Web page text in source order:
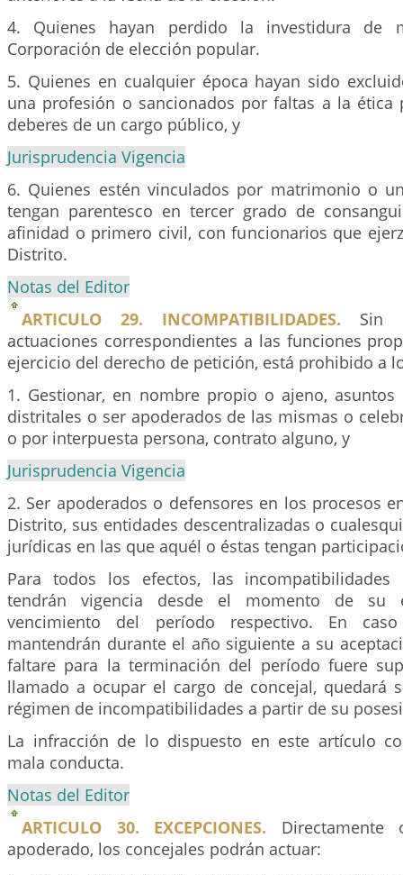
4. Quienes hayan perdido la investidura de
Corporación de elección popular.
5. Quienes en cualquier época hayan sido
una profesión o sancionados por faltas a la ética
deberes de un cargo público, y
Jurisprudencia Vigencia
6. Quienes estén vinculados por matrimonio o
tengan parentesco en tercer grado de
afinidad o primero civil, con funcionarios que
Distrito.
Notas del Editor
ARTICULO 29. INCOMPATIBILIDADES. Sin
actuaciones correspondientes a las funciones
ejercicio del derecho de petición, está prohibido a
1. Gestionar, en nombre propio o ajeno, asuntos
distritales o ser apoderados de las mismas o
o por interpuesta persona, contrato alguno, y
Jurisprudencia Vigencia
2. Ser apoderados o defensores en los procesos
Distrito, sus entidades descentralizadas o
jurídicas en las que aquél o éstas tengan
Para todos los efectos, las incompatibilidades
tendrán vigencia desde el momento de su
vencimiento del período respectivo. En
mantendrán durante el año siguiente a su
faltare para la terminación del período fuere
llamado a ocupar el cargo de concejal, quedará
régimen de incompatibilidades a partir de su
La infracción de lo dispuesto en este artículo
mala conducta.
Notas del Editor
ARTICULO 30. EXCEPCIONES.
apoderado, los concejales podrán actuar: